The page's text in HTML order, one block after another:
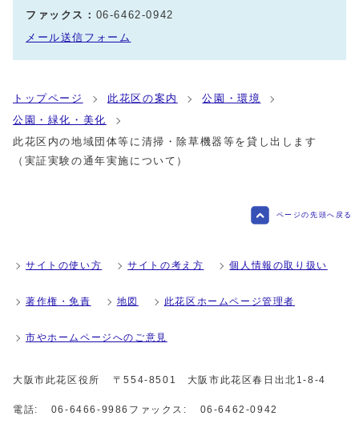
ファックス： 06-6462-0942
メール送信フォーム
トップページ 此花区の案内
公園・環境
公園・緑化・美化
此花区内の地域団体等に清掃・除草機器等を貸し出します
（実証実験の通年実施について）
ページの先頭へ戻る
サイトの使い方 サイトの考え方 個人情報の取り扱い
著作権・免責 地図 此花区ホームページ管理者
市やホームページへのご意見
大阪市此花区役所 〒554-8501 大阪市此花区春日出北1-8-4
電話: 06-6466-9986 ファックス: 06-6462-0942